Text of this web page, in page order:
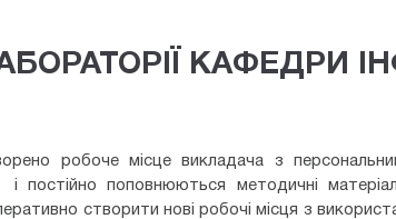
КАФЕДРИ
робоче місце викладача з
і постійно поповнюються методичні
створити нові робочі місця з